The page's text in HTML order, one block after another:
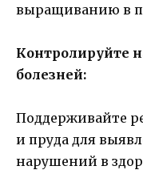
выращиванию в
Контролируйте
болезней:
Поддерживайте
и пруда для
нарушений в